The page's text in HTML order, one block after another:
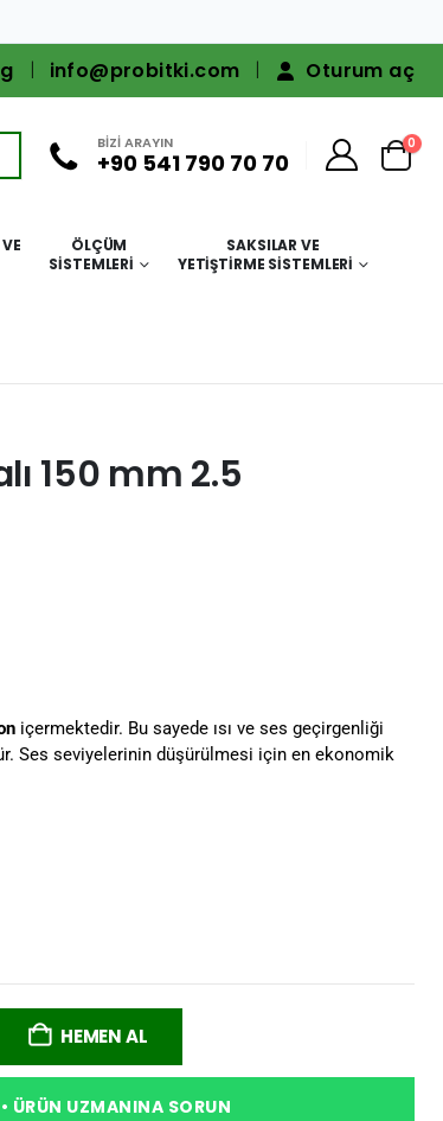
info@probitki.com Oturum aç
BİZİ ARAYIN
+90 541 790 70 70
0
ÖLÇÜM
SISTEMLERI
SAKSILAR VE
YETIŞTIRME SISTEMLERI
150 mm 2.5
içermektedir. Bu sayede ısı ve ses geçirgenliği
Ses seviyelerinin düşürülmesi için en ekonomik
HEMEN AL
ÜRÜN UZMANINA SORUN